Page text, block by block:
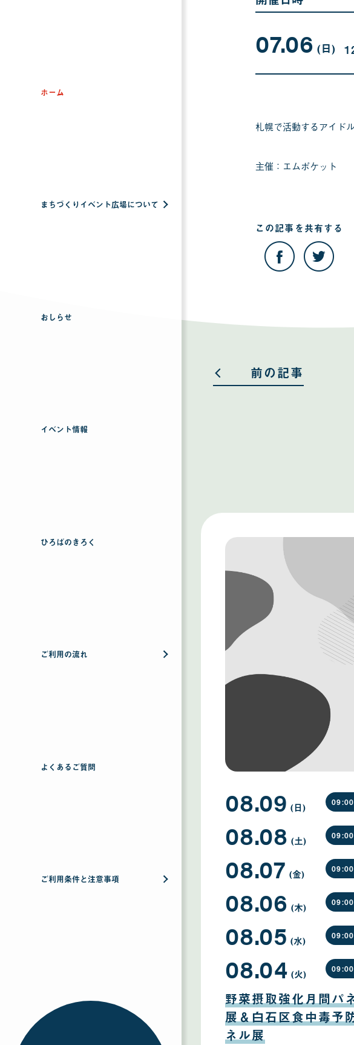
ホーム
まちづくりイベント広場について
おしらせ
イベント情報
ひろばのきろく
ご利用の流れ
よくあるご質問
ご利用条件と注意事項
07.06 月
06
日
(日日
)
札幌で活動するアイド
主催：エムポケット
この記事を共有する
の
記
す す
前の記事
野菜摂取強化月間パ
展＆白石区食中毒予
ネル展
08.04
月
04
日
(火曜
日
)
08.05
月
05
日
(水曜
日
)
08.06
月
06
日
(木曜
日
)
08.07
月
07
日
(金曜
日
)
08.08
月
08
日
(土曜
日
)
08.09
月
09
日
(日曜
日
)